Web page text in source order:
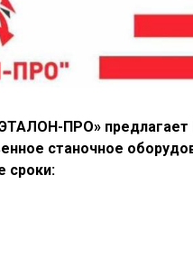
ПРО» предлагает
станочное
сроки: